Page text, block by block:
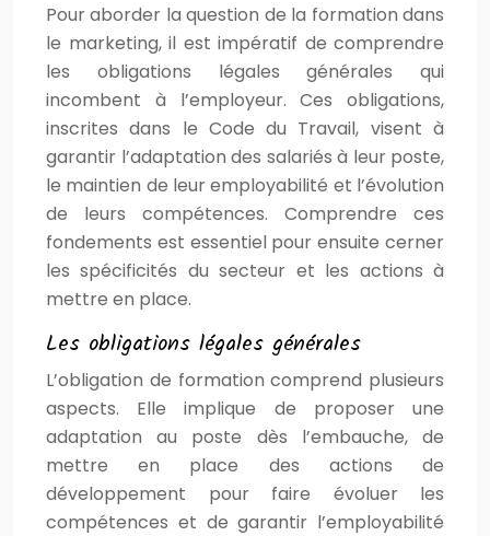
Pour aborder la question de la formation dans
le marketing, il est impératif de comprendre
les obligations légales générales qui
incombent à l’employeur. Ces obligations,
inscrites dans le Code du Travail, visent à
garantir l’adaptation des salariés à leur poste,
le maintien de leur employabilité et l’évolution
de leurs compétences. Comprendre ces
fondements est essentiel pour ensuite cerner
les spécificités du secteur et les actions à
mettre en place.
Les obligations légales générales
L’obligation de formation comprend plusieurs
aspects. Elle implique de proposer une
adaptation au poste dès l’embauche, de
mettre en place des actions de
développement pour faire évoluer les
compétences et de garantir l’employabilité